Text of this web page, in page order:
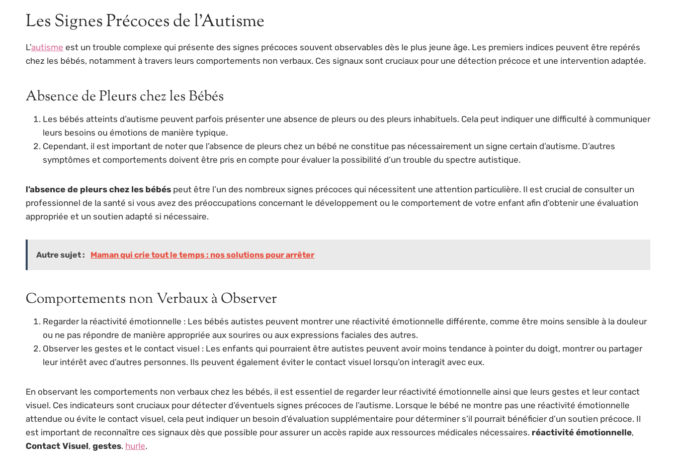
Les Signes Précoces de l’Autisme
L’autisme est un trouble complexe qui présente des signes précoces souvent observables dès le plus jeune âge. Les premiers indices peuvent être repérés
chez les bébés, notamment à travers leurs comportements non verbaux. Ces signaux sont cruciaux pour une détection précoce et une intervention adaptée.
Absence de Pleurs chez les Bébés
Les bébés atteints d’autisme peuvent parfois présenter une absence de pleurs ou des pleurs inhabituels. Cela peut indiquer une difficulté à communiquer
leurs besoins ou émotions de manière typique.
Cependant, il est important de noter que l’absence de pleurs chez un bébé ne constitue pas nécessairement un signe certain d’autisme. D’autres
symptômes et comportements doivent être pris en compte pour évaluer la possibilité d’un trouble du spectre autistique.
l’absence de pleurs chez les bébés peut être l’un des nombreux signes précoces qui nécessitent une attention particulière. Il est crucial de consulter un
professionnel de la santé si vous avez des préoccupations concernant le développement ou le comportement de votre enfant afin d’obtenir une évaluation
appropriée et un soutien adapté si nécessaire.
Autre sujet : Maman qui crie tout le temps : nos solutions pour arrêter
Comportements non Verbaux à Observer
Regarder la réactivité émotionnelle : Les bébés autistes peuvent montrer une réactivité émotionnelle différente, comme être moins sensible à la douleur
ou ne pas répondre de manière appropriée aux sourires ou aux expressions faciales des autres.
Observer les gestes et le contact visuel : Les enfants qui pourraient être autistes peuvent avoir moins tendance à pointer du doigt, montrer ou partager
leur intérêt avec d’autres personnes. Ils peuvent également éviter le contact visuel lorsqu’on interagit avec eux.
En observant les comportements non verbaux chez les bébés, il est essentiel de regarder leur réactivité émotionnelle ainsi que leurs gestes et leur contact
visuel. Ces indicateurs sont cruciaux pour détecter d’éventuels signes précoces de l’autisme. Lorsque le bébé ne montre pas une réactivité émotionnelle
attendue ou évite le contact visuel, cela peut indiquer un besoin d’évaluation supplémentaire pour déterminer s’il pourrait bénéficier d’un soutien précoce. Il
est important de reconnaître ces signaux dès que possible pour assurer un accès rapide aux ressources médicales nécessaires. réactivité émotionnelle,
Contact Visuel, gestes. hurle.